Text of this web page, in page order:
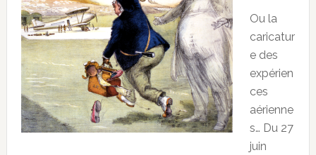
Ou la
caricatur
e des
expérien
ces
aérienne
s… Du 27
juin